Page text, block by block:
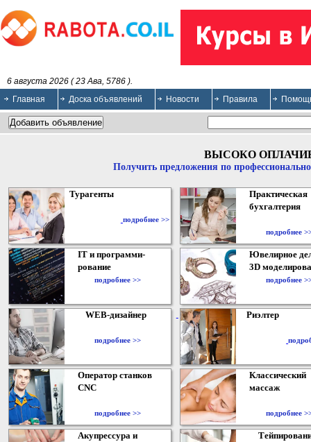
6 августа 2026 ( 23 Ава, 5786 ).
Главная
Доска объявлений Новости Правила
ВЫСОКО
Получить предложения по
Турагенты
подробнее >>
Практическая
бухгалтерия
подробнее
IT и программи-
рование
подробнее >>
Ювелирное
3D
подробнее
WEB-дизайнер
подробнее >>
Риэлтер
Оператор станков
CNC
подробнее >>
Классический
массаж
подробнее
Акупрессура и